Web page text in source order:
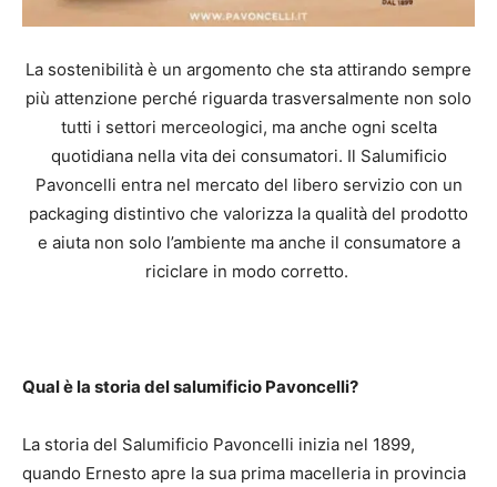
La sostenibilità è un argomento che sta attirando sempre
più attenzione perché riguarda trasversalmente non solo
tutti i settori merceologici, ma anche ogni scelta
quotidiana nella vita dei consumatori. Il Salumificio
Pavoncelli entra nel mercato del libero servizio con un
packaging distintivo che valorizza la qualità del prodotto
e aiuta non solo l’ambiente ma anche il consumatore a
riciclare in modo corretto.
Qual è la storia del salumificio Pavoncelli?
La storia del Salumificio Pavoncelli inizia nel 1899,
quando Ernesto apre la sua prima macelleria in provincia